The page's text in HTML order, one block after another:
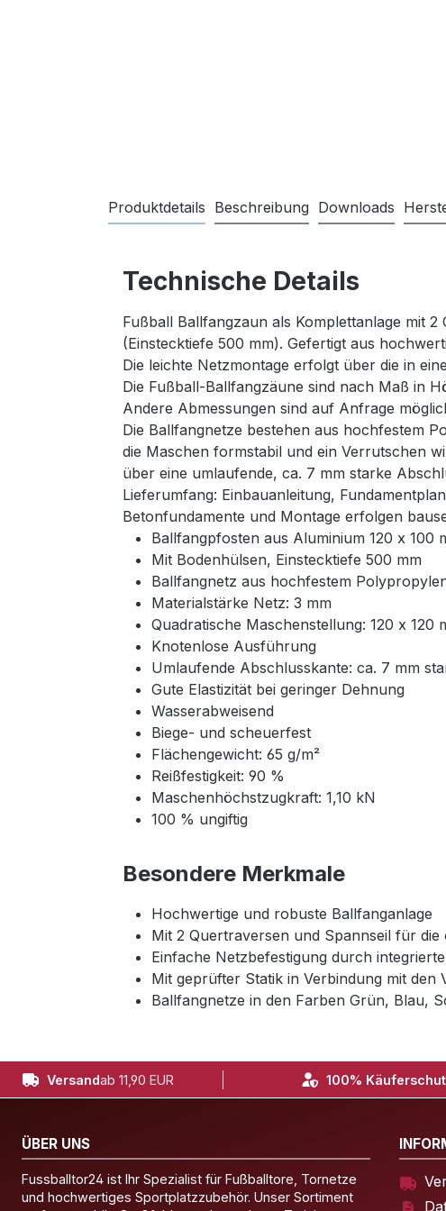
Produktdetails Beschreibung Downloads
Technische Details
Fußball Ballfangzaun als Komplettanlage mit
(Einstecktiefe 500 mm). Gefertigt aus
Die leichte Netzmontage erfolgt über die in
Die Fußball-Ballfangzäune sind nach Maß in
Andere Abmessungen sind auf Anfrage
Die Ballfangnetze bestehen aus hochfestem
die Maschen formstabil und ein Verrutschen
über eine umlaufende, ca. 7 mm starke
Lieferumfang: Einbauanleitung,
Betonfundamente und Montage erfolgen
Ballfangpfosten aus Aluminium 120 x 100
Mit Bodenhülsen, Einstecktiefe 500 mm
Ballfangnetz aus hochfestem
Materialstärke Netz: 3 mm
Quadratische Maschenstellung: 120 x 120
Knotenlose Ausführung
Umlaufende Abschlusskante: ca. 7 mm
Gute Elastizität bei geringer Dehnung
Wasserabweisend
Biege- und scheuerfest
Flächengewicht: 65 g/m²
Reißfestigkeit: 90 %
Maschenhöchstzugkraft: 1,10 kN
100 % ungiftig
Besondere Merkmale
Hochwertige und robuste Ballfanganlage
Mit 2 Quertraversen und Spannseil für
Einfache Netzbefestigung durch
Mit geprüfter Statik in Verbindung mit den
Ballfangnetze in den Farben Grün, Blau,
Versandab 11,90 EUR 100%
ÜBER UNS
Fussballtor24 ist Ihr Spezialist für Fußballtore, Tornetze
und hochwertiges Sportplatzzubehör. Unser Sortiment